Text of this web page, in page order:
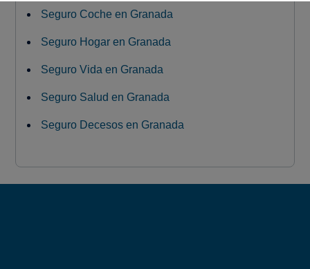
Seguro Coche en Granada
Seguro Hogar en Granada
Seguro Vida en Granada
Seguro Salud en Granada
Seguro Decesos en Granada